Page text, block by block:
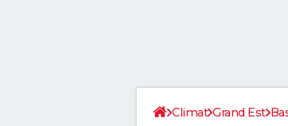
Climat Grand Est